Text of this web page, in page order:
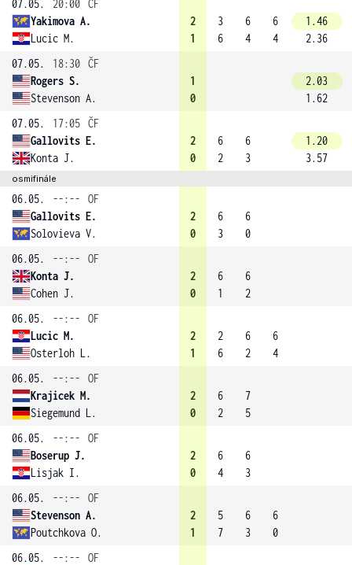
07.05.
20:00 ČF
Yakimova A.
Lucic M.
2
1
3
6
6
4
6
4
1.46
2.36
07.05.
18:30 ČF
Rogers S.
Stevenson A.
1
0
2.03
1.62
07.05.
17:05 ČF
Gallovits E.
Konta J.
2
0
6
2
6
3
1.20
3.57
osmifinále
06.05. --:--
OF
Gallovits E.
Solovieva V.
2
0
6
3
6
0
06.05.
--:--
OF
Konta J.
Cohen J.
2
0
6
1
6
2
06.05.
--:--
OF
Lucic M.
Osterloh L.
2
1
2
6
6
2
6
4
06.05.
--:--
OF
Krajicek M.
Siegemund L.
2
0
6
2
7
5
06.05.
--:--
OF
Boserup J.
Lisjak I.
2
0
6
4
6
3
06.05.
--:--
OF
Stevenson A.
Poutchkova O.
2
1
5
7
6
3
6
0
06.05.
--:--
OF